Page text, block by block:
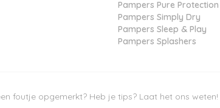
Pampers Pure Protection
Pampers Simply Dry
Pampers Sleep & Play
Pampers Splashers
foutje opgemerkt? Heb je tips? Laat het ons weten!